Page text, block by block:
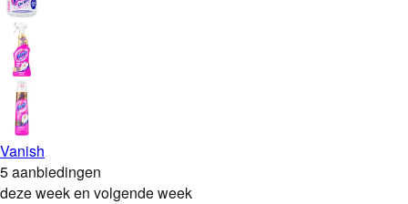
Vanish
5 aanbiedingen
deze week en volgende week